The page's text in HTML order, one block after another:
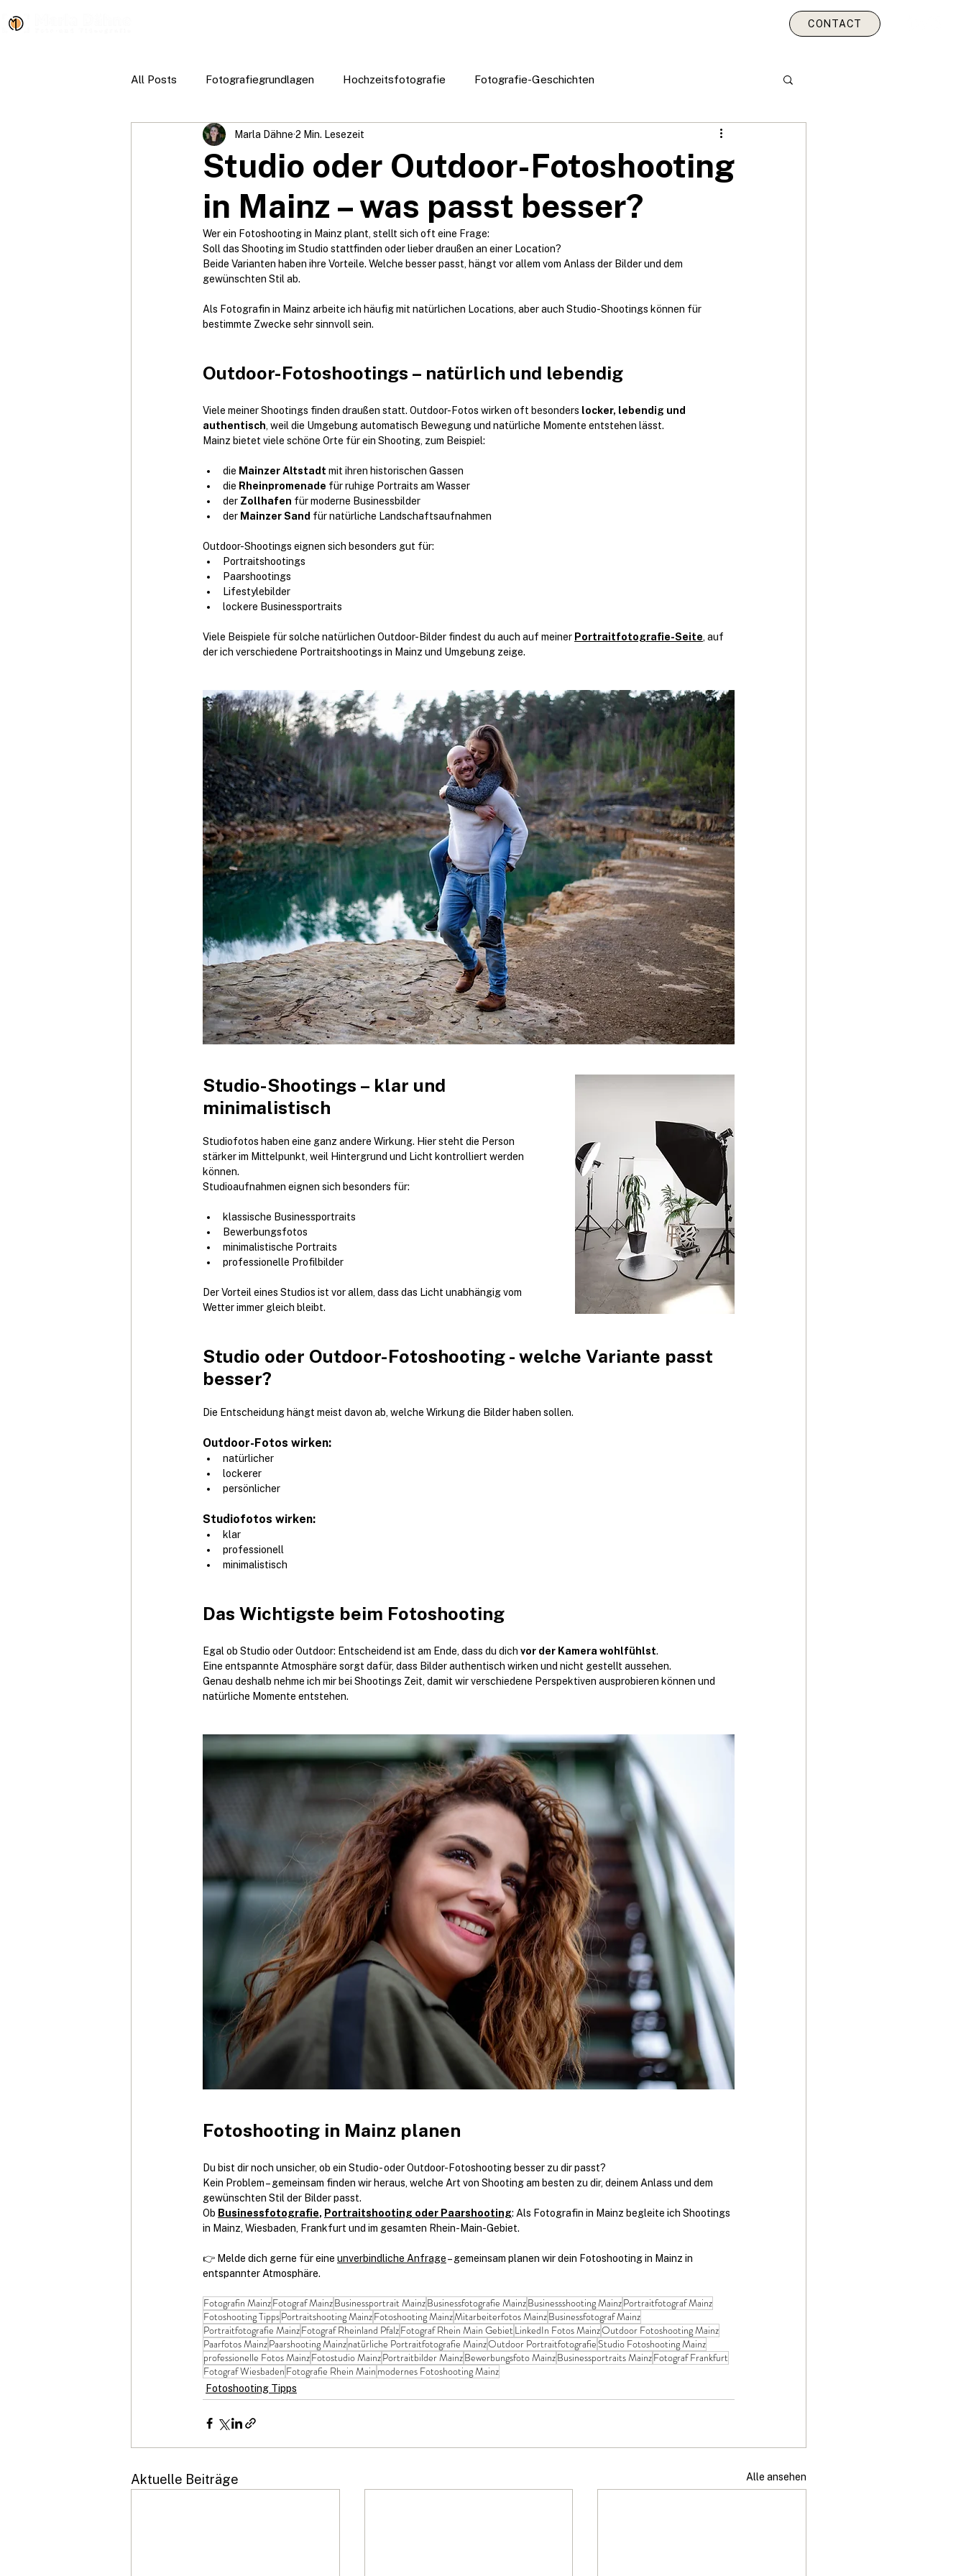
CONTACT
All Posts Fotografiegrundlagen Hochzeitsfotografie Fotografie-Geschichten
Marketing & Selbstpräsentation Fotoshooting Tipps
Reisen & Fotografie
Studio oder Outdoor-Fotoshooting
in Mainz – was passt besser?
Marla Dähne 2 Min. Lesezeit
Wer ein Fotoshooting in Mainz plant, stellt sich oft eine Frage:
Soll das Shooting im Studio stattfinden oder lieber draußen an einer Location?
Beide Varianten haben ihre Vorteile. Welche besser passt, hängt vor allem vom Anlass der Bilder und dem
gewünschten Stil ab.
Als Fotografin in Mainz arbeite ich häufig mit natürlichen Locations, aber auch Studio-Shootings können für
bestimmte Zwecke sehr sinnvoll sein.
Outdoor-Fotoshootings – natürlich und lebendig
Viele meiner Shootings finden draußen statt. Outdoor-Fotos wirken oft besonders locker, lebendig und
authentisch, weil die Umgebung automatisch Bewegung und natürliche Momente entstehen lässt.
Mainz bietet viele schöne Orte für ein Shooting, zum Beispiel:
die Mainzer Altstadt mit ihren historischen Gassen
die Rheinpromenade für ruhige Portraits am Wasser
der Zollhafen für moderne Businessbilder
der Mainzer Sand für natürliche Landschaftsaufnahmen
Outdoor-Shootings eignen sich besonders gut für:
Portraitshootings
Paarshootings
Lifestylebilder
lockere Businessportraits
Viele Beispiele für solche natürlichen Outdoor-Bilder findest du auch auf meiner Portraitfotografie-Seite, auf
der ich verschiedene Portraitshootings in Mainz und Umgebung zeige.
Studio-Shootings – klar und
minimalistisch
Studiofotos haben eine ganz andere Wirkung. Hier steht die Person
stärker im Mittelpunkt, weil Hintergrund und Licht kontrolliert werden
können.
Studioaufnahmen eignen sich besonders für:
klassische Businessportraits
Bewerbungsfotos
minimalistische Portraits
professionelle Profilbilder
Der Vorteil eines Studios ist vor allem, dass das Licht unabhängig vom
Wetter immer gleich bleibt.
Studio oder Outdoor-Fotoshooting - welche Variante passt
besser?
Die Entscheidung hängt meist davon ab, welche Wirkung die Bilder haben sollen.
Outdoor-Fotos wirken:
natürlicher
lockerer
persönlicher
Studiofotos wirken:
klar
professionell
minimalistisch
Das Wichtigste beim Fotoshooting
Egal ob Studio oder Outdoor: Entscheidend ist am Ende, dass du dich vor der Kamera wohlfühlst.
Eine entspannte Atmosphäre sorgt dafür, dass Bilder authentisch wirken und nicht gestellt aussehen.
Genau deshalb nehme ich mir bei Shootings Zeit, damit wir verschiedene Perspektiven ausprobieren können und
natürliche Momente entstehen.
Fotoshooting in Mainz planen
Du bist dir noch unsicher, ob ein Studio- oder Outdoor-Fotoshooting besser zu dir passt?
Kein Problem – gemeinsam finden wir heraus, welche Art von Shooting am besten zu dir, deinem Anlass und dem
gewünschten Stil der Bilder passt.
Ob Businessfotografie, Portraitshooting oder Paarshooting: Als Fotografin in Mainz begleite ich Shootings
in Mainz, Wiesbaden, Frankfurt und im gesamten Rhein-Main-Gebiet.
👉 Melde dich gerne für eine unverbindliche Anfrage – gemeinsam planen wir dein Fotoshooting in Mainz in
entspannter Atmosphäre.
Fotografin MainzFotograf MainzBusinessportrait MainzBusinessfotografie MainzBusinessshooting MainzPortraitfotograf Mainz
Fotoshooting TippsPortraitshooting MainzFotoshooting MainzMitarbeiterfotos MainzBusinessfotograf Mainz
Portraitfotografie MainzFotograf Rheinland PfalzFotograf Rhein Main GebietLinkedIn Fotos MainzOutdoor Fotoshooting Mainz
Paarfotos MainzPaarshooting Mainznatürliche Portraitfotografie MainzOutdoor PortraitfotografieStudio Fotoshooting Mainz
professionelle Fotos MainzFotostudio MainzPortraitbilder MainzBewerbungsfoto MainzBusinessportraits MainzFotograf Frankfurt
Fotograf Wiesbaden Fotografie Rhein Main modernes Fotoshooting Mainz
Fotoshooting Tipps
Aktuelle Beiträge Alle ansehen